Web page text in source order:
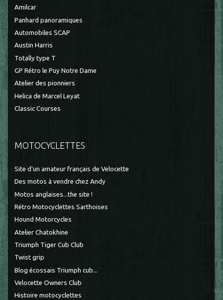
Amilcar
Panhard panoramiques
Automobiles SCAP
Austin Harris
Totally type T
GP Rétro le Puy Notre Dame
Atelier des pionniers
Helica de Marcel Leyat
Classic Courses
MOTOCYCLETTES
Site d'un amateur français de Velocette
Des motos à vendre chez Andy
Motos anglaises...the site !
Rétro Motocyclettes Sarthoises
Hound Motorcycles
Atelier Chatokhine
Triumph Tiger Cub Club
Twist grip
Blog écossais Triumph cub...
Velocette Owners Club
Histoire motocyclettes